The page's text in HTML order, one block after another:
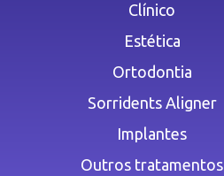
Clínico
Estética
Ortodontia
Sorridents Aligner
Implantes
Outros tratamentos